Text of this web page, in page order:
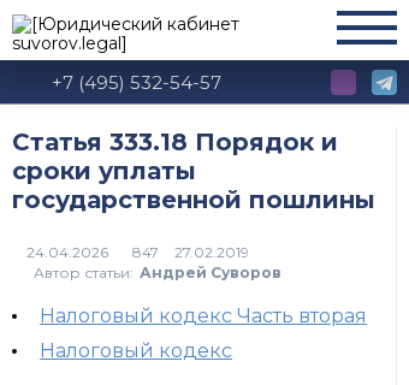
+7 (495) 532-54-57
Статья 333.18 Порядок и
сроки уплаты
государственной пошлины
847
Автор статьи: Андрей Суворов
Налоговый кодекс Часть вторая
Налоговый кодекс